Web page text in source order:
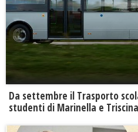
Da settembre il Trasporto
studenti di Marinella e Triscina